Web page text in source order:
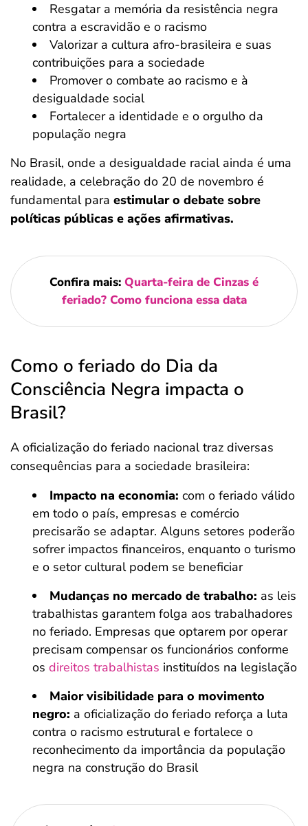
Resgatar a memória da resistência negra
contra a escravidão e o racismo
Valorizar a cultura afro-brasileira e suas
contribuições para a sociedade
Promover o combate ao racismo e à
desigualdade social
Fortalecer a identidade e o orgulho da
população negra
No Brasil, onde a desigualdade racial ainda é uma
realidade, a celebração do 20 de novembro é
fundamental para estimular o debate sobre
políticas públicas e ações afirmativas.
Confira mais: Quarta-feira de Cinzas é
feriado? Como funciona essa data
Como o feriado do Dia da
Consciência Negra impacta o
Brasil?
A oficialização do feriado nacional traz diversas
consequências para a sociedade brasileira:
Impacto na economia: com o feriado válido
em todo o país, empresas e comércio
precisarão se adaptar. Alguns setores poderão
sofrer impactos financeiros, enquanto o turismo
e o setor cultural podem se beneficiar
Mudanças no mercado de trabalho: as leis
trabalhistas garantem folga aos trabalhadores
no feriado. Empresas que optarem por operar
precisam compensar os funcionários conforme
os direitos trabalhistas instituídos na legislação
Maior visibilidade para o movimento
negro: a oficialização do feriado reforça a luta
contra o racismo estrutural e fortalece o
reconhecimento da importância da população
negra na construção do Brasil